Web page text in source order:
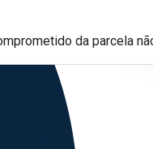
da parcela